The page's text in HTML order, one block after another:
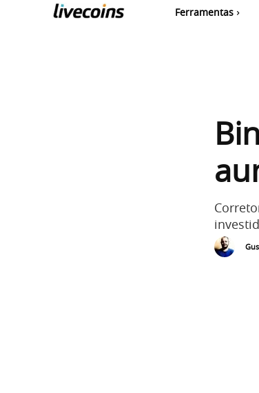
Ferramentas